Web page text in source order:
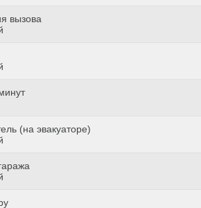
вызова
(на эвакуаторе)